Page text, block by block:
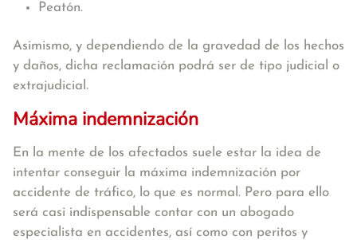
Peatón.
Asimismo, y dependiendo de la gravedad de los hechos
y daños, dicha reclamación podrá ser de tipo judicial o
extrajudicial.
Máxima indemnización
En la mente de los afectados suele estar la idea de
intentar conseguir la máxima indemnización por
accidente de tráfico, lo que es normal. Pero para ello
será casi indispensable contar con un abogado
especialista en accidentes, así como con peritos y